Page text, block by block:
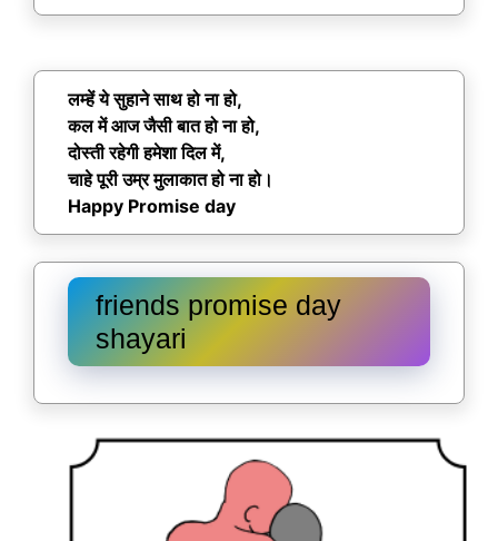
लम्हें ये सुहाने साथ हो ना हो,
कल में आज जैसी बात हो ना हो,
दोस्ती रहेगी हमेशा दिल में,
चाहे पूरी उम्र मुलाकात हो ना हो।
Happy Promise day
friends promise day
shayari